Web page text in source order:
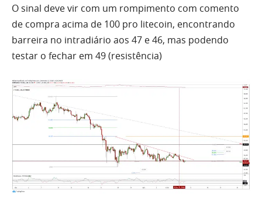
O sinal deve vir com um rompimento com comento
de compra acima de 100 pro litecoin, encontrando
barreira no intradiário aos 47 e 46, mas podendo
testar o fechar em 49 (resistência)